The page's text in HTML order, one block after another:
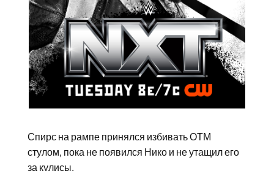
Спирс на рампе принялся избивать ОТМ
стулом, пока не появился Нико и не утащил его
за кулисы.